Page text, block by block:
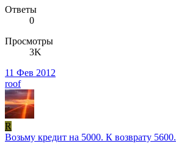
Ответы
0
Просмотры
3K
11 Фев 2012
roof
R
Возьму кредит на 5000. К возврату 5600.